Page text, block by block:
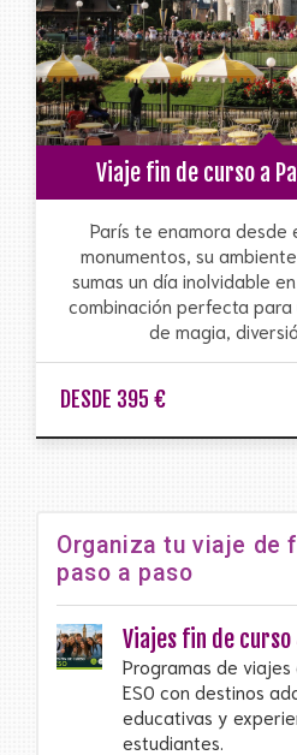
Viaje fin de curso a
París te enamora desde
monumentos, su
sumas un día inolvidable
combinación perfecta
de magia,
DESDE 395 €
Organiza tu viaje de
paso a paso
Viajes fin de curso
Programas de
ESO con destinos
educativas y
estudiantes.